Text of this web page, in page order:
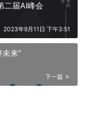
二届AI峰会
2023年9月11日 下午3:51
来”
下一篇